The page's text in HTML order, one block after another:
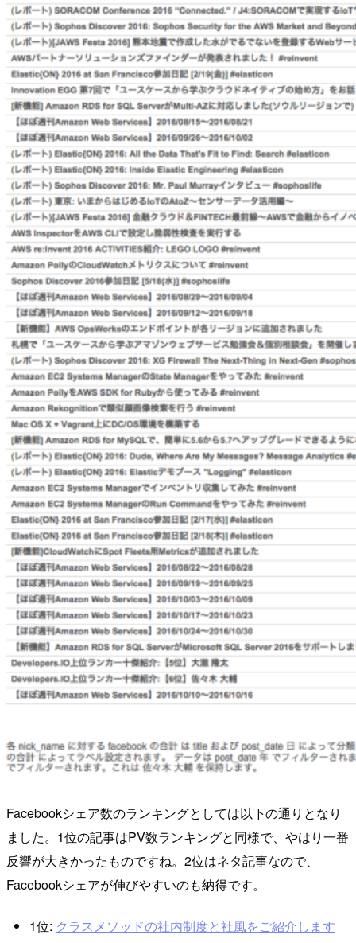
Facebookシェア数のランキングとしては以下の通りとなり
ました。1位の記事はPV数ランキングと同様で、やはり一番
反響が大きかったものですね。2位はネタ記事なので、
Facebookシェアが伸びやすいのも納得です。
1位: クラスメソッドの社内制度と社風をご紹介します